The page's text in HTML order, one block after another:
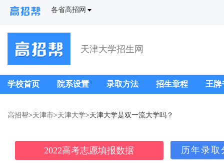
各省高招网
天津大学招生网
学校首页 院系设置 录取方法 招生章程 王牌
高招帮>天津市>天津大学>天津大学是双一流大学吗？
2022高考志愿填报数据 历年录